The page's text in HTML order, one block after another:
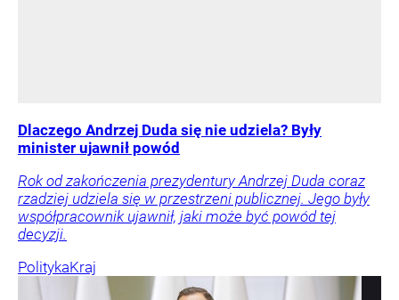
Dlaczego Andrzej Duda się nie udziela? Były
minister ujawnił powód
Rok od zakończenia prezydentury Andrzej Duda coraz
rzadziej udziela się w przestrzeni publicznej. Jego były
współpracownik ujawnił, jaki może być powód tej
decyzji.
PolitykaKraj